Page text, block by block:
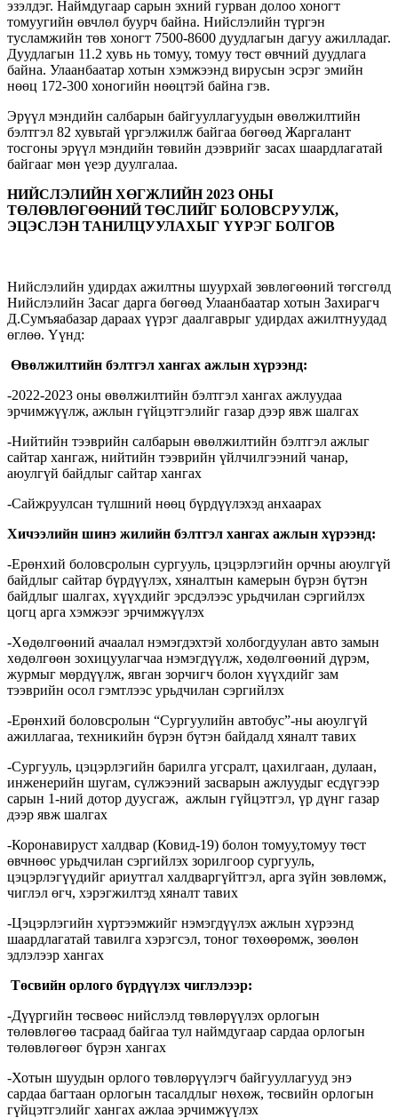
эзэлдэг. Наймдугаар сарын эхний гурван долоо хоногт
томуугийн өвчлөл буурч байна. Нийслэлийн түргэн
тусламжийн төв хоногт 7500-8600 дуудлагын дагуу ажилладаг.
Дуудлагын 11.2 хувь нь томуу, томуу төст өвчний дуудлага
байна. Улаанбаатар хотын хэмжээнд вирусын эсрэг эмийн
нөөц 172-300 хоногийн нөөцтэй байна гэв.
Эрүүл мэндийн салбарын байгууллагуудын өвөлжилтийн
бэлтгэл 82 хувьтай үргэлжилж байгаа бөгөөд Жаргалант
тосгоны эрүүл мэндийн төвийн дээврийг засах шаардлагатай
байгааг мөн үеэр дуулгалаа.
НИЙСЛЭЛИЙН ХӨГЖЛИЙН 2023 ОНЫ
ТӨЛӨВЛӨГӨӨНИЙ ТӨСЛИЙГ БОЛОВСРУУЛЖ,
ЭЦЭСЛЭН ТАНИЛЦУУЛАХЫГ ҮҮРЭГ БОЛГОВ
Нийслэлийн удирдах ажилтны шуурхай зөвлөгөөний төгсгөлд
Нийслэлийн Засаг дарга бөгөөд Улаанбаатар хотын Захирагч
Д.Сумъяабазар дараах үүрэг даалгаврыг удирдах ажилтнуудад
өглөө. Үүнд:
Өвөлжилтийн бэлтгэл хангах ажлын хүрээнд:
-2022-2023 оны өвөлжилтийн бэлтгэл хангах ажлуудаа
эрчимжүүлж, ажлын гүйцэтгэлийг газар дээр явж шалгах
-Нийтийн тээврийн салбарын өвөлжилтийн бэлтгэл ажлыг
сайтар хангаж, нийтийн тээврийн үйлчилгээний чанар,
аюулгүй байдлыг сайтар хангах
-Сайжруулсан түлшний нөөц бүрдүүлэхэд анхаарах
Хичээлийн шинэ жилийн бэлтгэл хангах ажлын хүрээнд:
-Ерөнхий боловсролын сургууль, цэцэрлэгийн орчны аюулгүй
байдлыг сайтар бүрдүүлэх, хяналтын камерын бүрэн бүтэн
байдлыг шалгах, хүүхдийг эрсдэлээс урьдчилан сэргийлэх
цогц арга хэмжээг эрчимжүүлэх
-Хөдөлгөөний ачаалал нэмэгдэхтэй холбогдуулан авто замын
хөдөлгөөн зохицуулагчаа нэмэгдүүлж, хөдөлгөөний дүрэм,
журмыг мөрдүүлж, явган зорчигч болон хүүхдийг зам
тээврийн осол гэмтлээс урьдчилан сэргийлэх
-Ерөнхий боловсролын “Сургуулийн автобус”-ны аюулгүй
ажиллагаа, техникийн бүрэн бүтэн байдалд хяналт тавих
-Сургууль, цэцэрлэгийн барилга угсралт, цахилгаан, дулаан,
инженерийн шугам, сүлжээний засварын ажлуудыг есдүгээр
сарын 1-ний дотор дуусгаж, ажлын гүйцэтгэл, үр дүнг газар
дээр явж шалгах
-Коронавируст халдвар (Ковид-19) болон томуу,томуу төст
өвчнөөс урьдчилан сэргийлэх зорилгоор сургууль,
цэцэрлэгүүдийг ариутгал халдваргүйтгэл, арга зүйн зөвлөмж,
чиглэл өгч, хэрэгжилтэд хяналт тавих
-Цэцэрлэгийн хүртээмжийг нэмэгдүүлэх ажлын хүрээнд
шаардлагатай тавилга хэрэгсэл, тоног төхөөрөмж, зөөлөн
эдлэлээр хангах
Төсвийн орлого бүрдүүлэх чиглэлээр:
-Дүүргийн төсвөөс нийслэлд төвлөрүүлэх орлогын
төлөвлөгөө тасраад байгаа тул наймдугаар сардаа орлогын
төлөвлөгөөг бүрэн хангах
-Хотын шуудын орлого төвлөрүүлэгч байгууллагууд энэ
сардаа багтаан орлогын тасалдлыг нөхөж, төсвийн орлогын
гүйцэтгэлийг хангах ажлаа эрчимжүүлэх